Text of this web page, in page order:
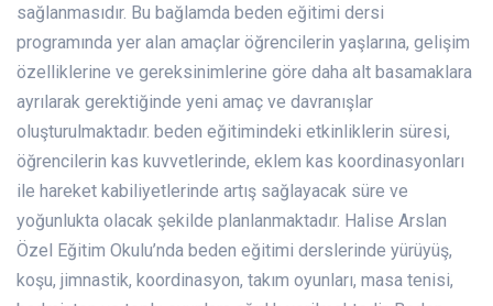
sağlanmasıdır. Bu bağlamda beden eğitimi dersi
programında yer alan amaçlar öğrencilerin yaşlarına, gelişim
özelliklerine ve gereksinimlerine göre daha alt basamaklara
ayrılarak gerektiğinde yeni amaç ve davranışlar
oluşturulmaktadır. beden eğitimindeki etkinliklerin süresi,
öğrencilerin kas kuvvetlerinde, eklem kas koordinasyonları
ile hareket kabiliyetlerinde artış sağlayacak süre ve
yoğunlukta olacak şekilde planlanmaktadır. Halise Arslan
Özel Eğitim Okulu’nda beden eğitimi derslerinde yürüyüş,
koşu, jimnastik, koordinasyon, takım oyunları, masa tenisi,